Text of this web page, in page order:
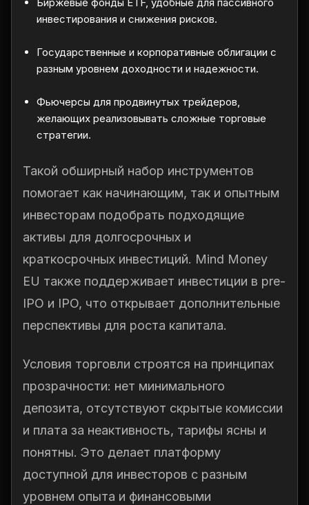
Биржевые фонды ETF, удобные для пассивного
инвестирования и снижения рисков.
Государственные и корпоративные облигации с
разным уровнем доходности и надежности.
Фьючерсы для продвинутых трейдеров,
желающих реализовывать сложные торговые
стратегии.
Такой обширный набор инструментов
помогает как начинающим, так и опытным
инвесторам подобрать подходящие
активы для долгосрочных и
краткосрочных инвестиций. Mind Money
EU также поддерживает инвестиции в pre-
IPO и IPO, что открывает дополнительные
перспективы для роста капитала.
Условия торговли строятся на принципах
прозрачности: нет минимального
депозита, отсутствуют скрытые комиссии
и плата за неактивность, тарифы ясны и
понятны. Это делает платформу
доступной для инвесторов с разным
уровнем опыта и финансовыми